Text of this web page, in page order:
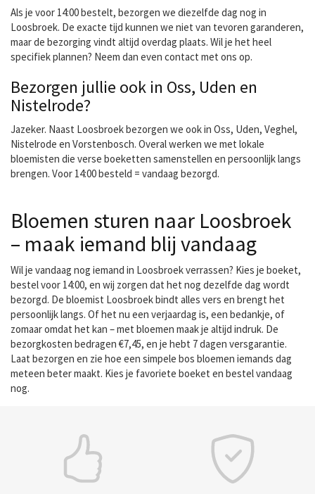
Als je voor 14:00 bestelt, bezorgen we diezelfde dag nog in
Loosbroek. De exacte tijd kunnen we niet van tevoren garanderen,
maar de bezorging vindt altijd overdag plaats. Wil je het heel
specifiek plannen? Neem dan even contact met ons op.
Bezorgen jullie ook in Oss, Uden en
Nistelrode?
Jazeker. Naast Loosbroek bezorgen we ook in Oss, Uden, Veghel,
Nistelrode en Vorstenbosch. Overal werken we met lokale
bloemisten die verse boeketten samenstellen en persoonlijk langs
brengen. Voor 14:00 besteld = vandaag bezorgd.
Bloemen sturen naar Loosbroek
– maak iemand blij vandaag
Wil je vandaag nog iemand in Loosbroek verrassen? Kies je boeket,
bestel voor 14:00, en wij zorgen dat het nog dezelfde dag wordt
bezorgd. De bloemist Loosbroek bindt alles vers en brengt het
persoonlijk langs. Of het nu een verjaardag is, een bedankje, of
zomaar omdat het kan – met bloemen maak je altijd indruk. De
bezorgkosten bedragen €7,45, en je hebt 7 dagen versgarantie.
Laat bezorgen en zie hoe een simpele bos bloemen iemands dag
meteen beter maakt. Kies je favoriete boeket en bestel vandaag
nog.